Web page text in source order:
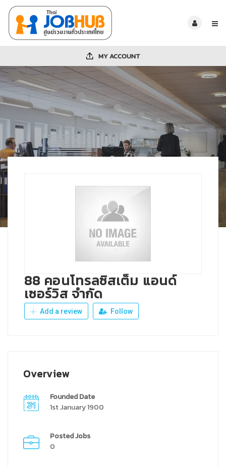
MY ACCOUNT
88 คอนโทรลซิสเต็ม แอนด์
เซอร์วิส จำกัด
Add a review Follow
Overview
Founded Date
1st January 1900
Posted Jobs
0